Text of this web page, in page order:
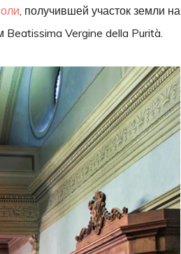
, получившей участок земли на
Beatissima Vergine della Purità.